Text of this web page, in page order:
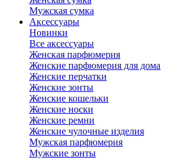
Мужская сумка
Аксессуары
Новинки
Все аксессуары
Женская парфюмерия
Женские парфюмерия для дома
Женские перчатки
Женские зонты
Женские кошельки
Женские носки
Женские ремни
Женские чулочные изделия
Мужская парфюмерия
Мужские зонты